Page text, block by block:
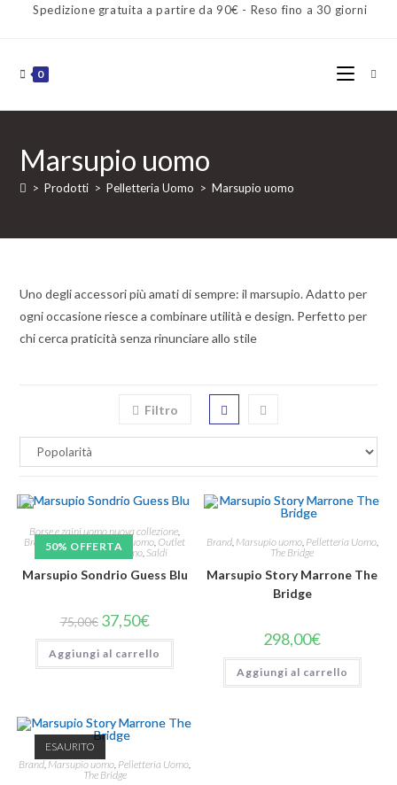
Spedizione gratuita a partire da 90€ - Reso fino a 30 giorni
0
Marsupio uomo
> Prodotti > Pelletteria Uomo > Marsupio uomo
Uno degli accessori più amati di sempre: il marsupio. Adatto per
ogni occasione riesce a combinare utilità e design. Perfetto per
chi cerca praticità senza rinunciare allo stile
Filtro
50% OFFERTA
Borse e zaini uomo nuova collezione,
Brand,GUESS,Marsupio uomo, Outlet
Uomo ,Pelletteria Uomo, Saldi
Marsupio Sondrio Guess Blu
75,00€ 37,50€
Aggiungi al carrello
Brand, Marsupio uomo, Pelletteria Uomo,
The Bridge
Marsupio Story Marrone The
Bridge
298,00€
Aggiungi al carrello
ESAURITO
Brand,Marsupio uomo Pelletteria Uomo
The Bridge